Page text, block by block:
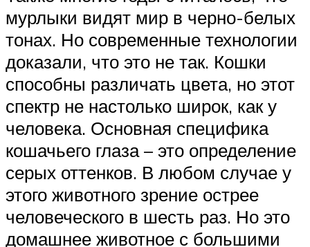
мурлыки видят мир в черно-белых
тонах. Но современные технологии
доказали, что это не так. Кошки
способны различать цвета, но этот
спектр не настолько широк, как у
человека. Основная специфика
кошачьего глаза – это определение
серых оттенков. В любом случае у
этого животного зрение острее
человеческого в шесть раз. Но это
домашнее животное с большими